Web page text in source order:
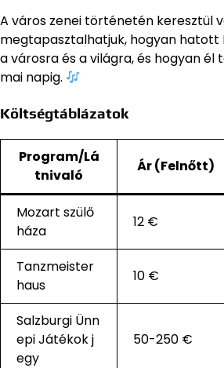
A város zenei történetén keresztül
megtapasztalhatjuk, hogyan hatott
a városra és a világra, és hogyan él
mai napig.
Költségtáblázatok
Program/Lá
tnivaló
Ár (Felnőtt)
Mozart szülő
háza
12 €
Tanzmeister
haus
10 €
Salzburgi Ünn
epi Játékok j
egy
50-250 €